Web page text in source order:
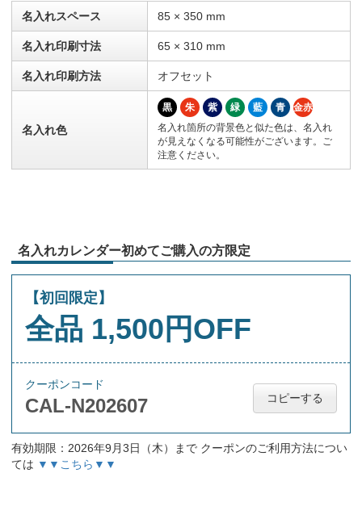
名入れスペース 85 × 350 mm
名入れ印刷寸法 65 × 310 mm
名入れ印刷方法 オフセット
名入れ色
黒 朱 紫 緑 藍 青
金赤
名入れ箇所の背景色と似た色は、名入れ
が見えなくなる可能性がございます。ご
注意ください。
名入れカレンダー初めてご購入の方限定
【初回限定】
全品 1,500円OFF
クーポンコード
CAL-N202607 コピーする
有効期限：2026年9月3日（木）まで クーポンのご利用方法につい
ては ▼▼こちら▼▼